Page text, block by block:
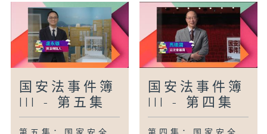
国安法事件簿
III - 第五集
国安法事件簿
III - 第四集